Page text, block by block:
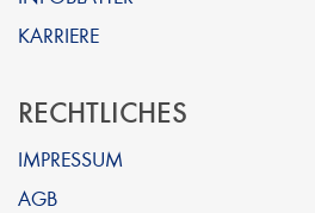
KARRIERE
RECHTLICHES
IMPRESSUM
AGB